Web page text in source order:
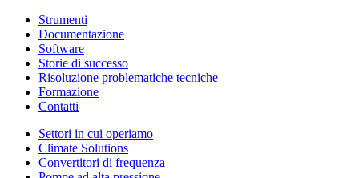
Strumenti
Documentazione
Software
Storie di successo
Risoluzione problematiche tecniche
Formazione
Contatti
Settori in cui operiamo
Climate Solutions
Convertitori di frequenza